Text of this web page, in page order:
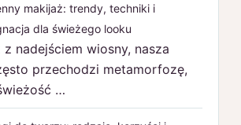
makijaż: trendy, techniki i
dla świeżego looku
z nadejściem wiosny, nasza
przechodzi metamorfozę,
…